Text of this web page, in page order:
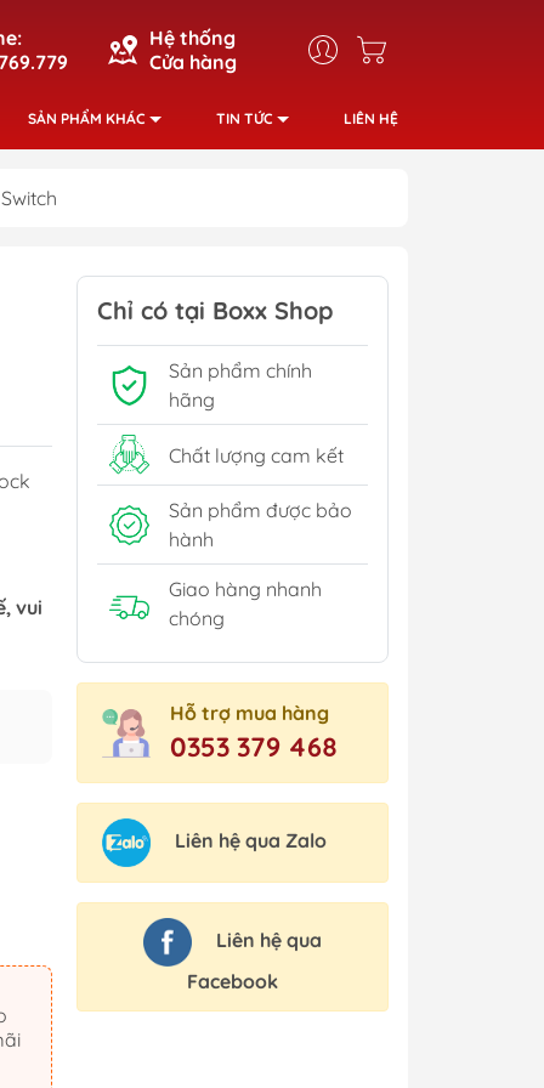
Hệ thống
Cửa hàng
SẢN PHẨM KHÁC TIN TỨC LIÊN HỆ
vui
Chỉ có tại Boxx Shop
Sản phẩm chính
hãng
Chất lượng cam kết
Sản phẩm được bảo
hành
Giao hàng nhanh
chóng
Hỗ trợ mua hàng
0353 379 468
Liên hệ qua Zalo
Liên hệ qua
Facebook